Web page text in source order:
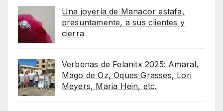
Una joyería de Manacor estafa,
presuntamente, a sus clientes y
cierra
Verbenas de Felanitx 2025: Amaral,
Mago de Oz, Oques Grasses, Lori
Meyers, Maria Hein, etc.